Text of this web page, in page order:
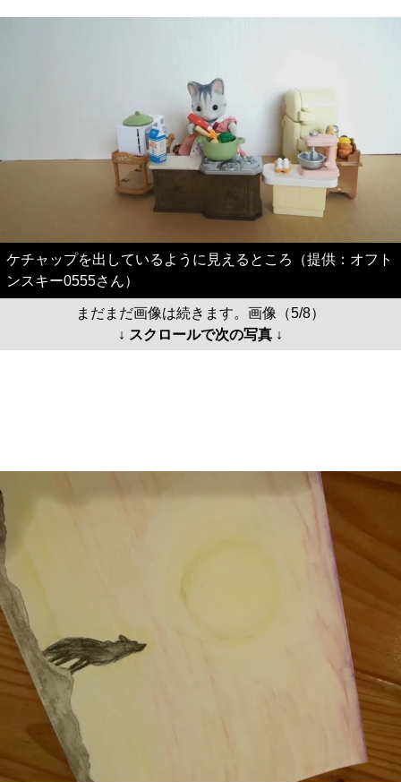
ケチャップを出しているように見えるところ（提供：オフト
ンスキー0555さん）
まだまだ画像は続きます。画像（5/8）
↓ スクロールで次の写真 ↓